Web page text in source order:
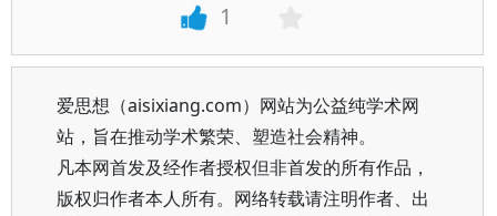
1
爱思想（aisixiang.com）网站为公益纯学术网
站，旨在推动学术繁荣、塑造社会精神。
凡本网首发及经作者授权但非首发的所有作品，
版权归作者本人所有。网络转载请注明作者、出